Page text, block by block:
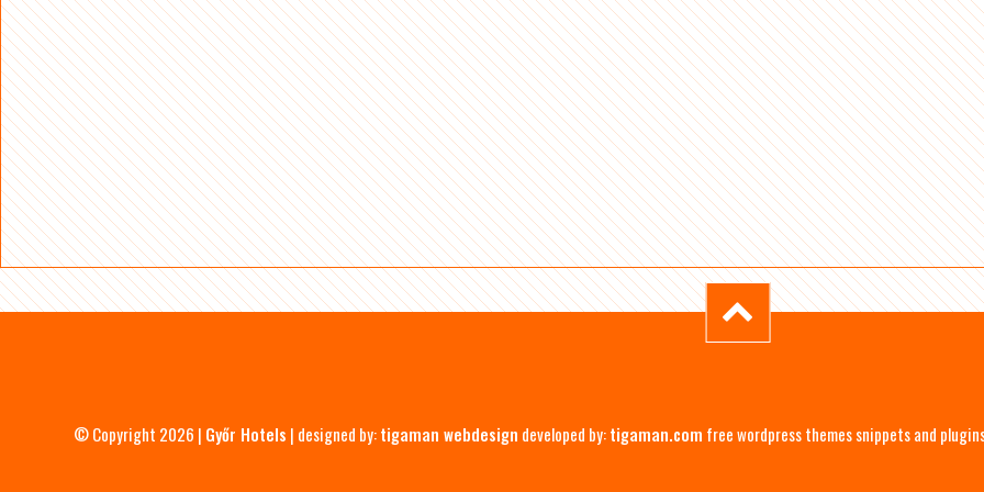
© Copyright 2026 | Győr Hotels | designed by:tigaman webdesign developed by:tigaman.com free wordpress themes snippets and